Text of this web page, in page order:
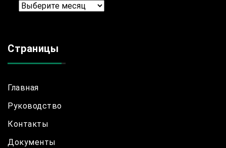
Архив
Страницы
Главная
Руководство
Контакты
Документы